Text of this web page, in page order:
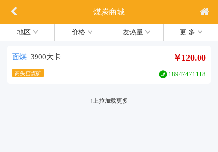
煤炭商城
地区 价格 发热量 更 多
面煤 3900大卡 ￥120.00
高头窑煤矿 18947471118
↑上拉加载更多